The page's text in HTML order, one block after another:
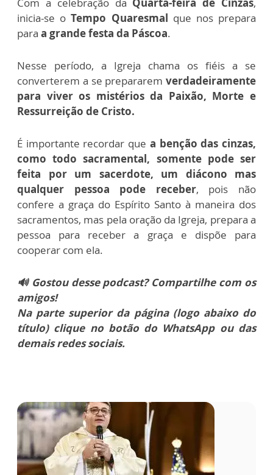
inicia-se oTempo Quaresmal que nos prepara
para a grande festa da Páscoa.
Nesse período, a Igreja chama os fiéis a se
converterem a se prepararem verdadeiramente
para viver os mistérios da Paixão, Morte e
Ressurreição de Cristo.
É importante recordar que a benção das cinzas,
como todo sacramental, somente pode ser
feita por um sacerdote, um diácono mas
qualquer pessoa pode receber, pois não
confere a graça do Espírito Santo à maneira dos
sacramentos, mas pela oração da Igreja, prepara a
pessoa para receber a graça e dispõe para
cooperar com ela.
🔊 Gostou desse podcast? Compartilhe com os
amigos!
Na parte superior da página (logo abaixo do
título) clique no botão do WhatsApp ou das
demais redes sociais.